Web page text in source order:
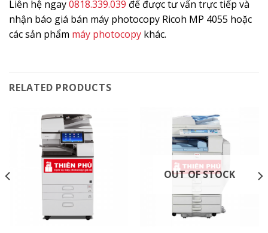
Liên hệ ngay0818.339.039 để được tư vấn trực tiếp và
nhận báo giá bán máy photocopy Ricoh MP 4055 hoặc
các sản phẩm máy photocopy khác.
RELATED PRODUCTS
OUT OF STOCK